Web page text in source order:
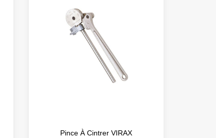
Pince À Cintrer VIRAX